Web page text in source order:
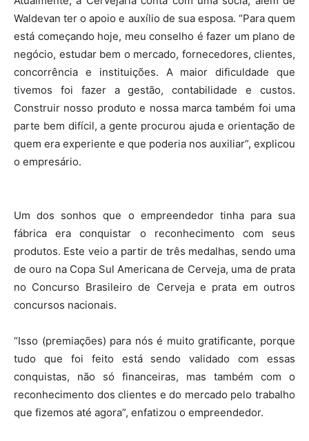
Waldevan ter o apoio e auxílio de sua esposa. “Para quem
está começando hoje, meu conselho é fazer um plano de
negócio, estudar bem o mercado, fornecedores, clientes,
concorrência e instituições. A maior dificuldade que
tivemos foi fazer a gestão, contabilidade e custos.
Construir nosso produto e nossa marca também foi uma
parte bem difícil, a gente procurou ajuda e orientação de
quem era experiente e que poderia nos auxiliar”, explicou
o empresário.
Um dos sonhos que o empreendedor tinha para sua
fábrica era conquistar o reconhecimento com seus
produtos. Este veio a partir de três medalhas, sendo uma
de ouro na Copa Sul Americana de Cerveja, uma de prata
no Concurso Brasileiro de Cerveja e prata em outros
concursos nacionais.
“Isso (premiações) para nós é muito gratificante, porque
tudo que foi feito está sendo validado com essas
conquistas, não só financeiras, mas também com o
reconhecimento dos clientes e do mercado pelo trabalho
que fizemos até agora”, enfatizou o empreendedor.